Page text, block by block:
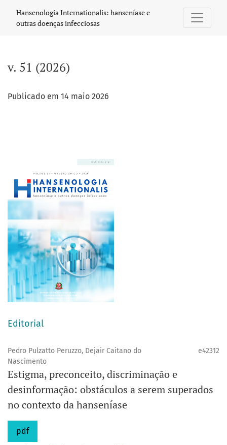
Hansenologia Internationalis: hanseníase e
outras doenças infecciosas
v. 51 (2026)
Publicado em 14 maio 2026
Editorial
Pedro Pulzatto Peruzzo, Dejair Caitano do
Nascimento
e42312
Estigma, preconceito, discriminação e
desinformação: obstáculos a serem superados
no contexto da hanseníase
pdf